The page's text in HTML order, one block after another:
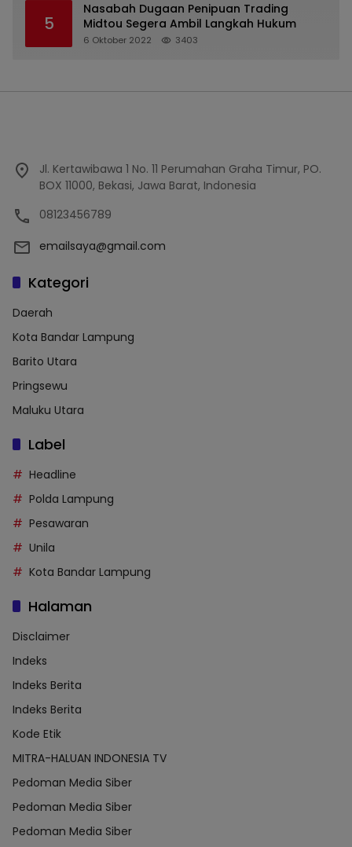
5
Nasabah Dugaan Penipuan Trading
Midtou Segera Ambil Langkah Hukum
6 Oktober 2022 3403
Jl. Kertawibawa 1 No. 11 Perumahan Graha Timur, PO.
BOX 11000, Bekasi, Jawa Barat, Indonesia
08123456789
emailsaya@gmail.com
Kategori
Daerah
Kota Bandar Lampung
Barito Utara
Pringsewu
Maluku Utara
Label
Headline
Polda Lampung
Pesawaran
Unila
Kota Bandar Lampung
Halaman
Disclaimer
Indeks
Indeks Berita
Indeks Berita
Kode Etik
MITRA-HALUAN INDONESIA TV
Pedoman Media Siber
Pedoman Media Siber
Pedoman Media Siber